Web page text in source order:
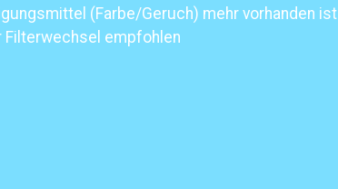
(Farbe/Geruch) mehr vorhanden ist
Filterwechsel empfohlen